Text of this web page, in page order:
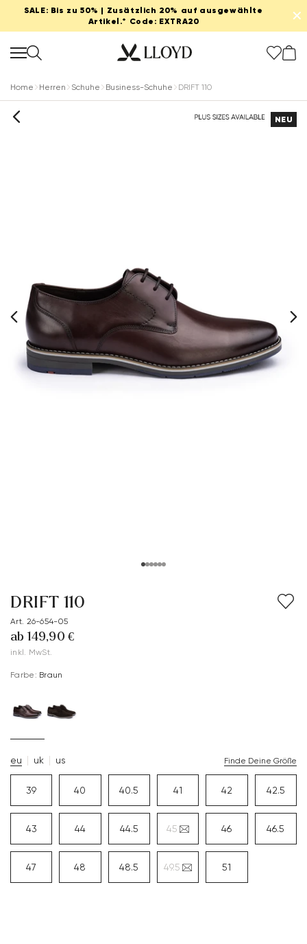
SALE: Bis zu 50% | Zusätzlich 20% auf ausgewählte
Artikel.* Code: EXTRA20
✕
Home Herren Schuhe Business-Schuhe DRIFT 110
NEU
DRIFT 110
Art. 26-654-05
ab 149,90 €
inkl. MwSt.
Farbe: Braun
eu uk us Finde Deine Größe
39 40 40.5 41 42 42.5
43 44 44.5 45 46 46.5
47 48 48.5 49.5 51